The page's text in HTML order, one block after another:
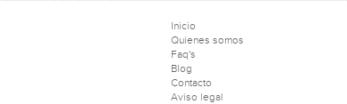
Inicio
Quienes somos
Faq's
Blog
Contacto
Aviso legal